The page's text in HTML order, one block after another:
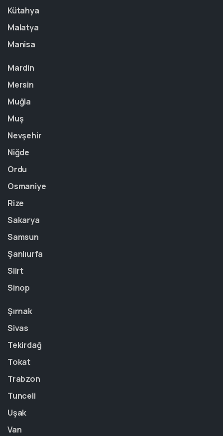
Kütahya
Malatya
Manisa
Mardin
Mersin
Muğla
Muş
Nevşehir
Niğde
Ordu
Osmaniye
Rize
Sakarya
Samsun
Şanlıurfa
Siirt
Sinop
Şırnak
Sivas
Tekirdağ
Tokat
Trabzon
Tunceli
Uşak
Van